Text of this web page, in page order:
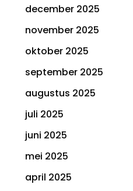
december 2025
november 2025
oktober 2025
september 2025
augustus 2025
juli 2025
juni 2025
mei 2025
april 2025